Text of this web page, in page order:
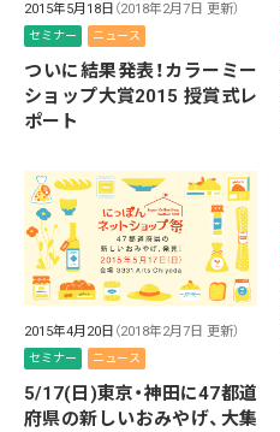
2015年5月18日 （2018年2月7日 更新）
セミナー ニュース
ついに結果発表！カラーミー
ショップ大賞2015 授賞式レ
ポート
2015年4月20日 （2018年2月7日 更新）
セミナー ニュース
5/17(日)東京・神田に47都道
府県の新しいおみやげ、大集